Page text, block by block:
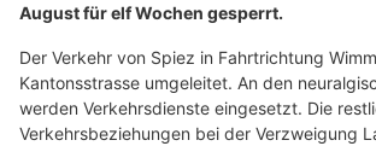
August für elf Wochen gesperrt.
Der Verkehr von Spiez in Fahrtrichtung
Kantonsstrasse umgeleitet. An den
werden Verkehrsdienste eingesetzt. Die
Verkehrsbeziehungen bei der Verzweigung